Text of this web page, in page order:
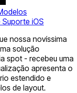
iOS
nossa novíssima
solução
spot - recebeu uma
apresenta o
estendido e
de layout.